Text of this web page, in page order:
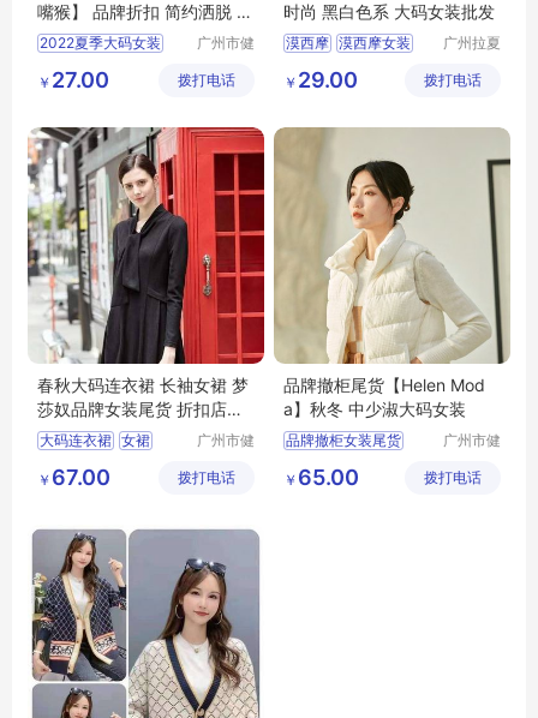
嘴猴】 品牌折扣 简约洒脱 年
轻可爱
2022夏季大码女装
广州市健
限公司
￥ 27.00 拨打电话
时尚 黑白色系 大码女装批发
漠西摩 漠西摩女装
大码女装批发
广州拉夏
商行
￥ 29.00 拨打电话
春秋大码连衣裙 长袖女裙 梦
莎奴品牌女装尾货 折扣店跑
量女装单品
大码连衣裙 女裙
广州市健
限公司
￥ 67.00 拨打电话
品牌撤柜尾货【Helen Mod
a】秋冬 中少淑大码女装
品牌撤柜女装尾货
中少淑大码女装
广州市健
限公司
￥ 65.00 拨打电话